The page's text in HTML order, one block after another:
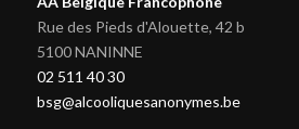
Rue des Pieds d'Alouette, 42 b
5100 NANINNE
02 511 40 30
bsg@alcooliquesanonymes.be